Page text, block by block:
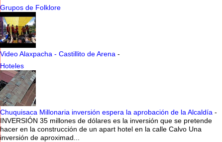
Grupos de Folklore
Video Alaxpacha - Castillito de Arena -
Hoteles
Chuquisaca Millonaria inversión espera la aprobación de la Alcaldía -
INVERSIÓN 35 millones de dólares es la inversión que se pretende
hacer en la construcción de un apart hotel en la calle Calvo Una
inversión de aproximad...